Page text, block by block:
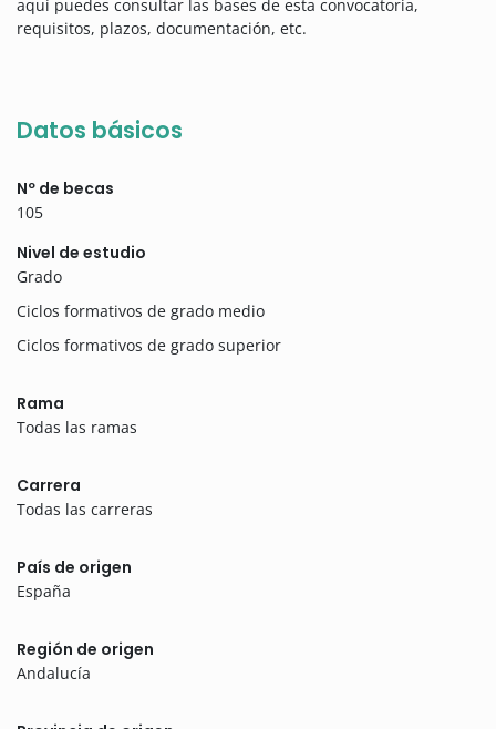
aquí puedes consultar las bases de esta convocatoria,
requisitos, plazos, documentación, etc.
Datos básicos
Nº de becas
105
Nivel de estudio
Grado
Ciclos formativos de grado medio
Ciclos formativos de grado superior
Rama
Todas las ramas
Carrera
Todas las carreras
País de origen
España
Región de origen
Andalucía